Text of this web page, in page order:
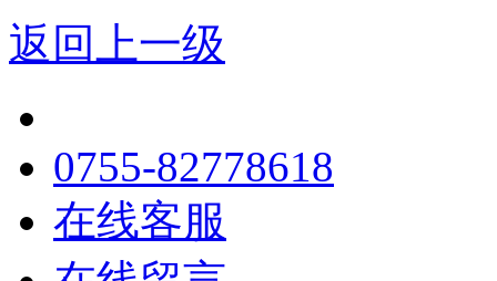
返回上一级
0755-82778618
在线客服